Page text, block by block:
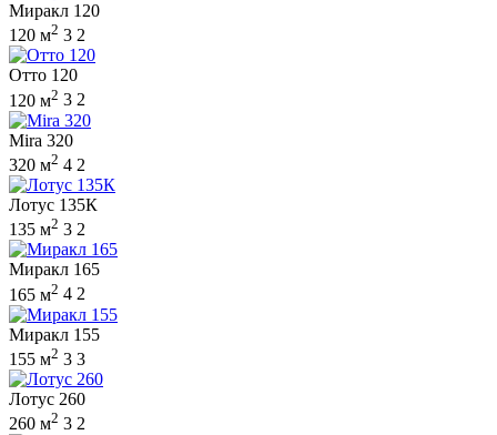
Миракл 120
120 м2 3 2
Отто 120
120 м2 3 2
Mira 320
320 м2 4 2
Лотус 135К
135 м2 3 2
Миракл 165
165 м2 4 2
Миракл 155
155 м2 3 3
Лотус 260
260 м2 3 2